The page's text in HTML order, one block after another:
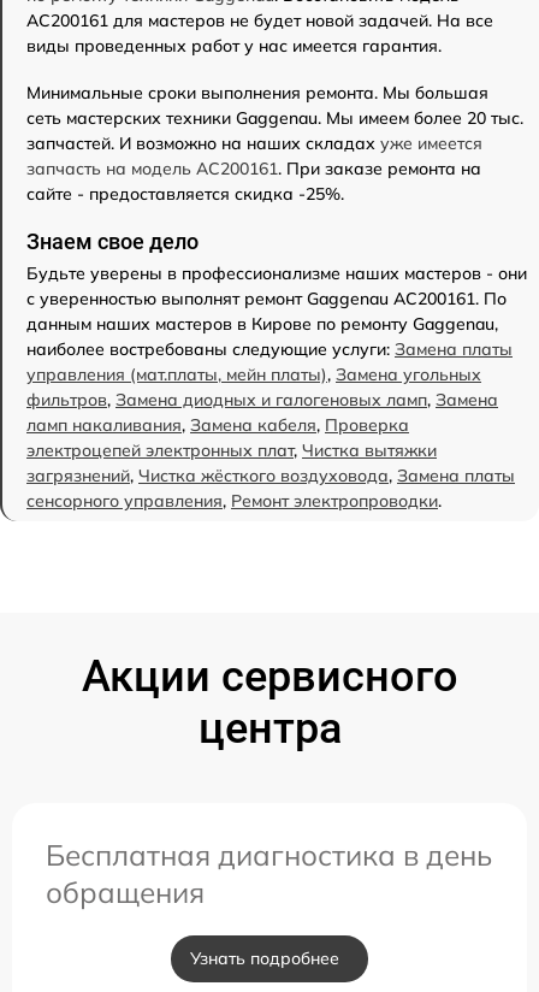
AC200161 для мастеров не будет новой задачей. На все
виды проведенных работ у нас имеется гарантия.
Минимальные сроки выполнения ремонта. Мы большая
сеть мастерских техники Gaggenau. Мы имеем более 20 тыс.
запчастей. И возможно на наших складах уже имеется
запчасть на модель AC200161. При заказе ремонта на
сайте - предоставляется скидка -25%.
Знаем свое дело
Будьте уверены в профессионализме наших мастеров - они
с уверенностью выполнят ремонт Gaggenau AC200161. По
данным наших мастеров в Кирове по ремонту Gaggenau,
наиболее востребованы следующие услуги: Замена платы
управления (мат.платы, мейн платы), Замена угольных
фильтров, Замена диодных и галогеновых ламп, Замена
ламп накаливания, Замена кабеля, Проверка
электроцепей электронных плат, Чистка вытяжки
загрязнений, Чистка жёсткого воздуховода, Замена платы
сенсорного управления, Ремонт электропроводки.
Акции сервисного
центра
Бесплатная диагностика в день
обращения
Узнать подробнее